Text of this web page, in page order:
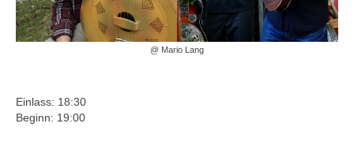
@ Mario Lang
Einlass: 18:30
Beginn: 19:00